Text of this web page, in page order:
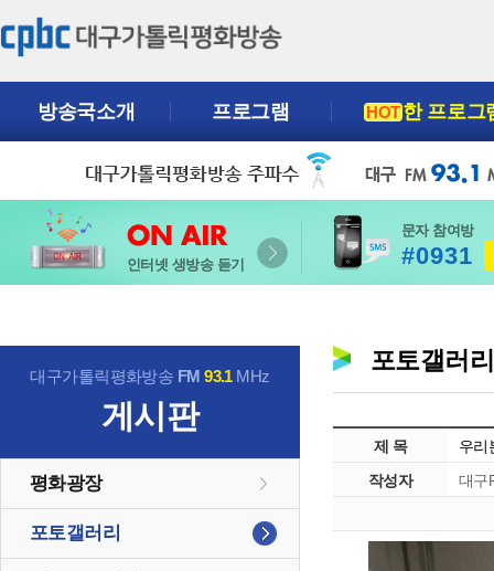
방송국소개 프로그램 HOT한 프로그
인터넷 생방송 듣기
문자 참여방
#0931
대구가톨릭평화방송 FM93.1MHz
게시판
평화광장
포토갤러리
포토갤러리
제 목
우리
작성자
대구